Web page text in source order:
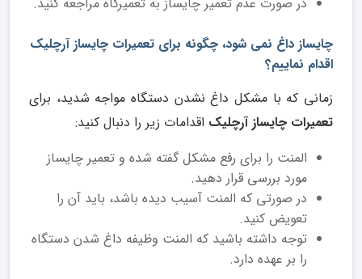
چایساز داغ نمی شود، چگونه برای تعمیرات چایساز آرچلیک
اقدام نماییم؟
زمانی که با مشکل داغ نشدن دستگاه مواجه شدید، برای
تعمیرات چایساز آرچلیک اقدامات زیر را دنبال کنید:
المنت را برای رفع مشکل گفته شده و تعمیر چایساز
مورد بررسی قرار دهید.
در صورتی که المنت آسیب دیده باشد، باید آن را
تعویض کنید.
توجه داشته باشید که المنت وظیفه داغ شدن دستگاه
را بر عهده دارد.